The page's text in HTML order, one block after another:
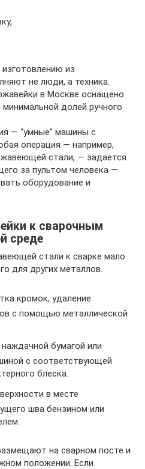
из
не люди, а техника.
в Москве оснащено
долей ручного
— “умные” машины с
операция — например,
стали, — задается
за пультом человека —
оборудование и
к сварочным
среде
стали к сварке мало
для других металлов.
кромок, удаление
с помощью металлической
бумагой или
с соответствующей
блеска.
в месте
шва бензином или
на сварном посте и
положении. Если